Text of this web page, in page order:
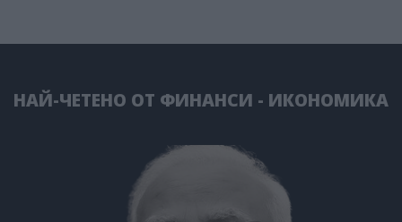
НАЙ-ЧЕТЕНО ОТ ФИНАНСИ - ИКОНОМИКА